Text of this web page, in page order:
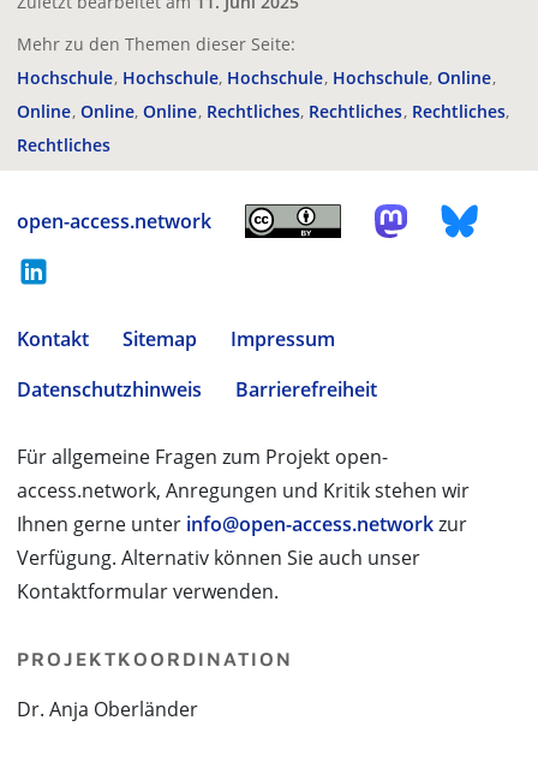
Mehr zu den Themen dieser Seite:
Hochschule Hochschule Hochschule Hochschule Online
Online Online Online Rechtliches Rechtliches Rechtliches
Rechtliches
open-access.network
Kontakt Sitemap
Impressum
Datenschutzhinweis
Barrierefreiheit
Für allgemeine Fragen zum Projekt open-
access.network, Anregungen und Kritik stehen wir
Ihnen gerne unter info@open-access.networkzur
Verfügung. Alternativ können Sie auch unser
Kontaktformular verwenden.
PROJEKTKOORDINATION
Dr. Anja Oberländer